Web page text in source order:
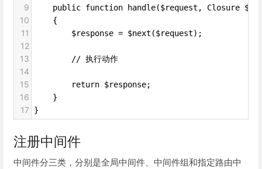
9
public function handle($request, Closure
10
    {
11
        $response = $next($request);
12
13
        // 执行动作
14
15
        return $response;
16
    }
17 }
注册中间件
中间件分三类，分别是全局中间件、中间件组和指定路由中